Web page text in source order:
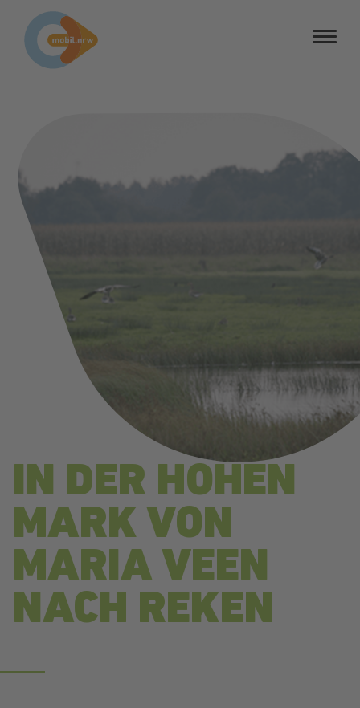
Barrierefreiheit
IN DER HOHEN
MARK VON
MARIA VEEN
NACH REKEN